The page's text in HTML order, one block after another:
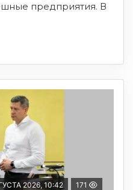
предприятия. В
2026, 10:42 171